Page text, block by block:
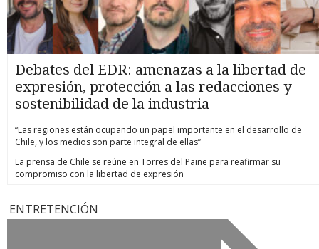
Debates del EDR: amenazas a la libertad de
expresión, protección a las redacciones y
sostenibilidad de la industria
“Las regiones están ocupando un papel importante en el desarrollo de
Chile, y los medios son parte integral de ellas”
La prensa de Chile se reúne en Torres del Paine para reafirmar su
compromiso con la libertad de expresión
ENTRETENCIÓN